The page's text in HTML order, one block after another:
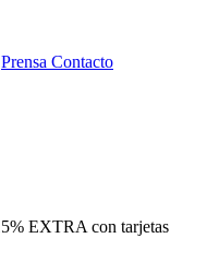
Prensa Contacto
EXTRA con tarjetas